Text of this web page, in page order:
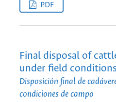
PDF
Final disposal of
under field
Disposición final de
condiciones de campo